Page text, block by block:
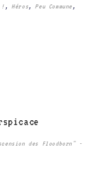
! , Héros, Peu Commune ,
des Floodborn" -